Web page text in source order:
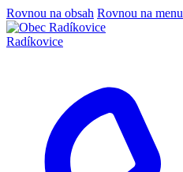
Rovnou na obsah Rovnou na menu
Radíkovice